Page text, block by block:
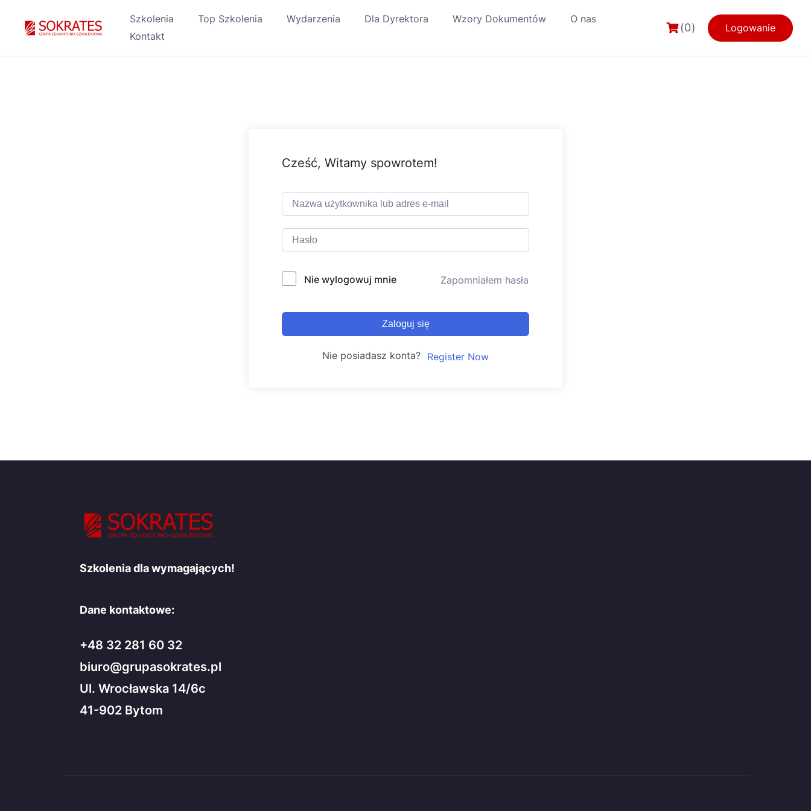
Szkolenia Top Szkolenia Wydarzenia Dla Dyrektora Wzory Dokumentów
O nas
Kontakt
(0) Logowanie
Cześć, Witamy spowrotem!
Nie wylogowuj mnie Zapomniałem hasła
Zaloguj się
Nie posiadasz konta? Register Now
Szkolenia dla wymagających!
Dane kontaktowe:
+48 32 281 60 32
biuro@grupasokrates.pl
Ul. Wrocławska 14/6c
41-902 Bytom